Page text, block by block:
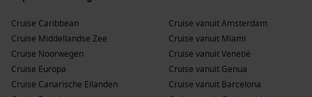
Cruise Caribbean
Cruise Middellandse Zee
Cruise Noorwegen
Cruise Europa
Cruise Canarische Eilanden
Cruise vanuit Amsterdam
Cruise vanuit Miami
Cruise vanuit Venetië
Cruise vanuit Genua
Cruise vanuit Barcelona